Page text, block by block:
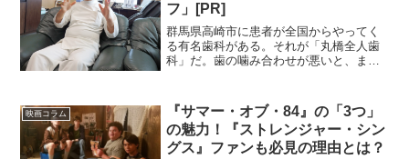
フ」[PR]
群馬県高崎市に患者が全国からやってく
る有名歯科がある。それが「丸橋全人歯
科」だ。歯の噛み合わせが悪いと、まず
がり、影響は「全人」に及ぶ……。筆者
を一目見て「あなた、左肩...
映画コラム
『サマー・オブ・84』の「3つ」
の魅力！『ストレンジャー・シン
グス』ファンも必見の理由とは？